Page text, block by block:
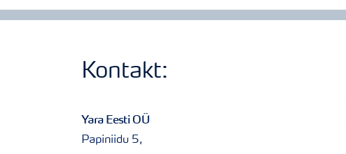
Kontakt:
Yara Eesti OÜ
Papiniidu 5,